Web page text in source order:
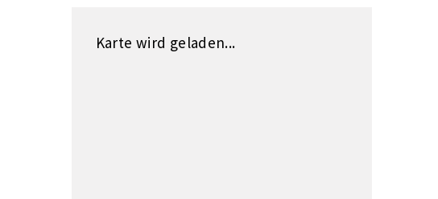
Karte wird geladen...